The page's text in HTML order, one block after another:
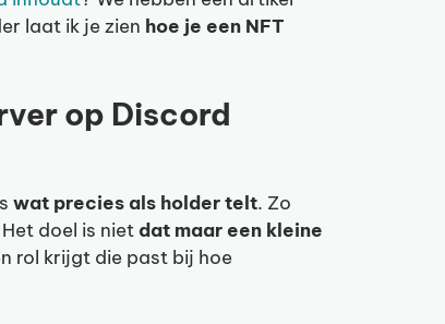
laat ik je zien hoe je een NFT
op Discord
wat precies als holder telt. Zo
doel is niet dat maar een kleine
rol krijgt die past bij hoe